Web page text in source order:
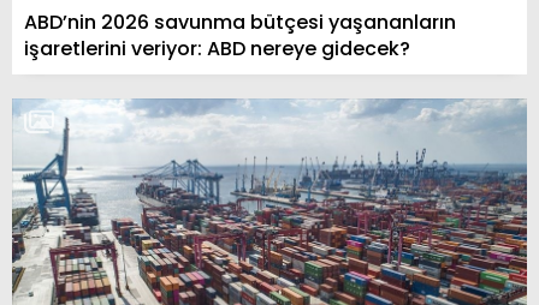
ABD’nin 2026 savunma bütçesi yaşananların
işaretlerini veriyor: ABD nereye gidecek?